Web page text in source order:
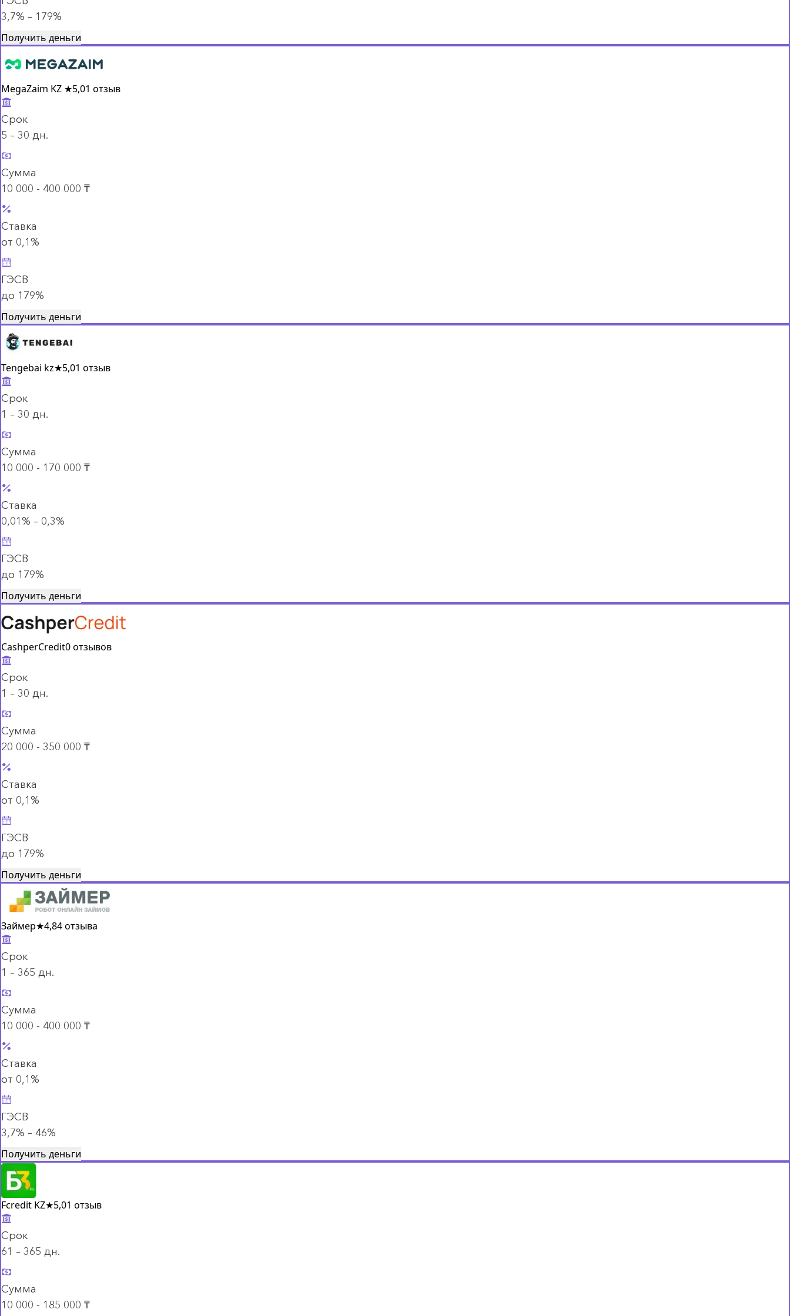
3,7% – 179%
Получить деньги
MegaZaim KZ ★5,01 отзыв
Срок
5 – 30 дн.
Сумма
10 000 - 400 000 ₸
Ставка
от 0,1%
ГЭСВ
до 179%
Получить деньги
Tengebai kz★5,01 отзыв
Срок
1 – 30 дн.
Сумма
10 000 - 170 000 ₸
Ставка
0,01% – 0,3%
ГЭСВ
до 179%
Получить деньги
CashperCredit0 отзывов
Срок
1 – 30 дн.
Сумма
20 000 - 350 000 ₸
Ставка
от 0,1%
ГЭСВ
до 179%
Получить деньги
Займер★4,84 отзыва
Срок
1 – 365 дн.
Сумма
10 000 - 400 000 ₸
Ставка
от 0,1%
ГЭСВ
3,7% – 46%
Получить деньги
Fcredit KZ★5,01 отзыв
Срок
61 – 365 дн.
Сумма
10 000 - 185 000 ₸